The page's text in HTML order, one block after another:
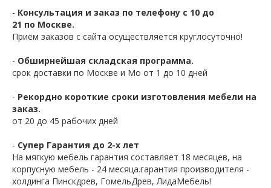
- Консультация и заказ по телефону с 10 до
21 по Москве.
Приём заказов с сайта осуществляется круглосуточно!
- Обширнейшая складская программа.
срок доставки по Москве и Мо от 1 до 10 дней
- Рекордно короткие сроки изготовления мебели на
заказ.
от 20 до 45 рабочих дней
- Супер Гарантия до 2-х лет
На мягкую мебель гарантия составляет 18 месяцев, на
корпусную мебель - 24 месяца.гарантия производителя -
холдинга Пинскдрев, ГомельДрев, ЛидаМебель!